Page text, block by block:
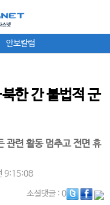
안보칼럼
한 간 불법적 군
관련 활동 멈추고 전면 휴
9:15:08
소셜댓글: 0